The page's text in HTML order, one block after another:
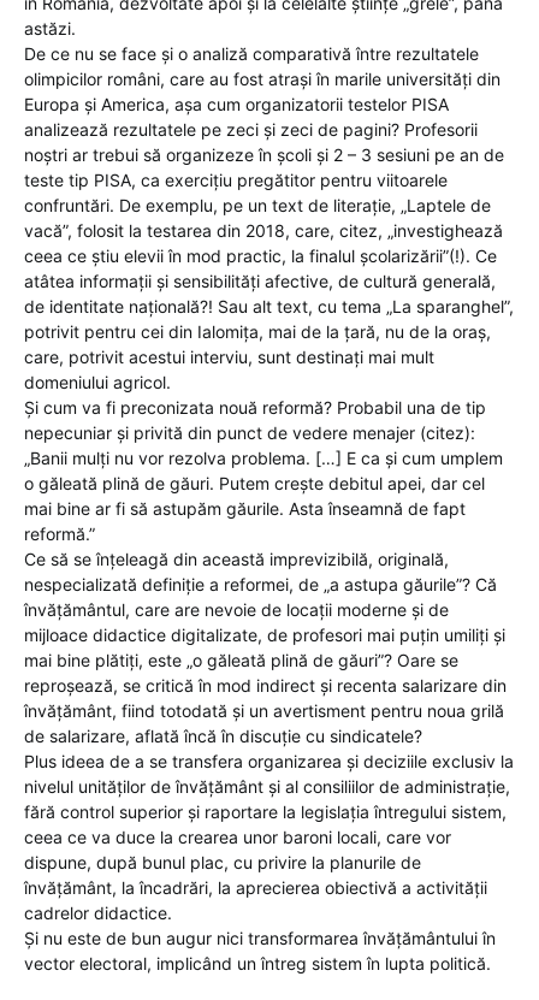
astăzi.
De ce nu se face și o analiză comparativă între rezultatele
olimpicilor români, care au fost atrași în marile universități din
Europa și America, așa cum organizatorii testelor PISA
analizează rezultatele pe zeci și zeci de pagini? Profesorii
noștri ar trebui să organizeze în școli și 2 – 3 sesiuni pe an de
teste tip PISA, ca exercițiu pregătitor pentru viitoarele
confruntări. De exemplu, pe un text de literație, „Laptele de
vacă”, folosit la testarea din 2018, care, citez, „investighează
ceea ce știu elevii în mod practic, la finalul școlarizării”(!). Ce
atâtea informații și sensibilități afective, de cultură generală,
de identitate națională?! Sau alt text, cu tema „La sparanghel”,
potrivit pentru cei din Ialomița, mai de la țară, nu de la oraș,
care, potrivit acestui interviu, sunt destinați mai mult
domeniului agricol.
Și cum va fi preconizata nouă reformă? Probabil una de tip
nepecuniar și privită din punct de vedere menajer (citez):
„Banii mulți nu vor rezolva problema. […] E ca și cum umplem
o găleată plină de găuri. Putem crește debitul apei, dar cel
mai bine ar fi să astupăm găurile. Asta înseamnă de fapt
reformă.”
Ce să se înțeleagă din această imprevizibilă, originală,
nespecializată definiție a reformei, de „a astupa găurile”? Că
învățământul, care are nevoie de locații moderne și de
mijloace didactice digitalizate, de profesori mai puțin umiliți și
mai bine plătiți, este „o găleată plină de găuri”? Oare se
reproșează, se critică în mod indirect și recenta salarizare din
învățământ, fiind totodată și un avertisment pentru noua grilă
de salarizare, aflată încă în discuție cu sindicatele?
Plus ideea de a se transfera organizarea și deciziile exclusiv la
nivelul unităților de învățământ și al consiliilor de administrație,
fără control superior și raportare la legislația întregului sistem,
ceea ce va duce la crearea unor baroni locali, care vor
dispune, după bunul plac, cu privire la planurile de
învățământ, la încadrări, la aprecierea obiectivă a activității
cadrelor didactice.
Și nu este de bun augur nici transformarea învățământului în
vector electoral, implicând un întreg sistem în lupta politică.